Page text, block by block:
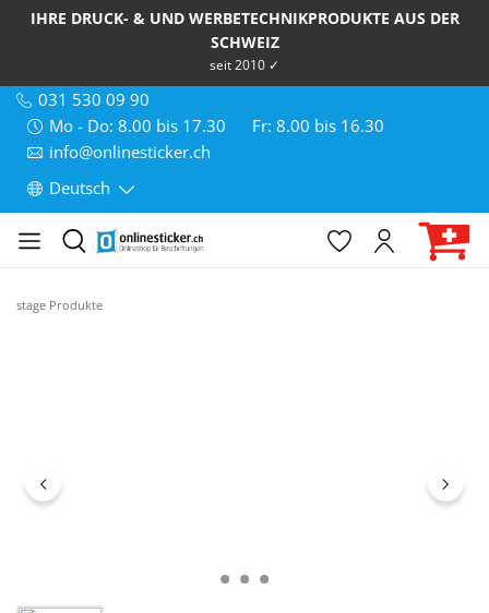
IHRE DRUCK- & UND WERBETECHNIKPRODUKTE AUS DER
SCHWEIZ
seit 2010 ✓
031 530 09 90
Mo - Do: 8.00 bis 17.30
Fr: 8.00 bis 16.30
info@onlinesticker.ch
Deutsch
stage Produkte